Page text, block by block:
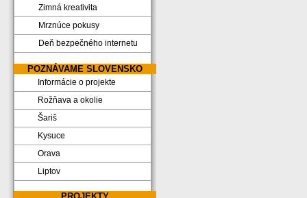
Zimná kreativita
Mrznúce pokusy
Deň bezpečného internetu
POZNÁVAME SLOVENSKO
Informácie o projekte
Rožňava a okolie
Šariš
Kysuce
Orava
Liptov